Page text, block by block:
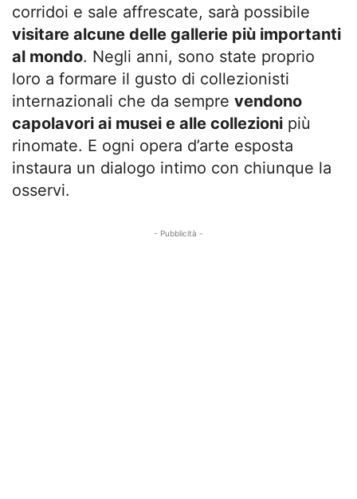
corridoi e sale affrescate, sarà possibile
visitare alcune delle gallerie più importanti
al mondo. Negli anni, sono state proprio
loro a formare il gusto di collezionisti
internazionali che da sempre vendono
capolavori ai musei e alle collezioni più
rinomate. E ogni opera d’arte esposta
instaura un dialogo intimo con chiunque la
osservi.
- Pubblicità -